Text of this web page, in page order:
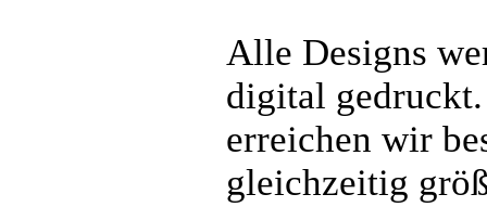
Alle Designs
digital
erreichen wir
gleichzeitig